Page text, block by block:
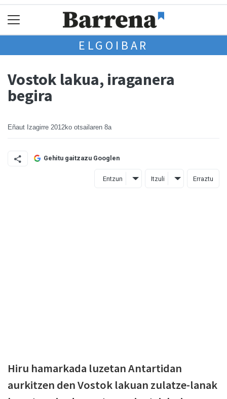
ELGOIBAR
Vostok lakua, iraganera
begira
Eñaut Izagirre 2012ko otsailaren 8a
Gehitu gaitzazu Googlen
Entzun Itzuli Erraztu
Hiru hamarkada luzetan Antartidan
aurkitzen den Vostok lakuan zulatze-lanak